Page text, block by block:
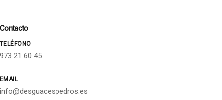
Contacto
TELÉFONO
973 21 60 45
EMAIL
info@desguacespedros.es